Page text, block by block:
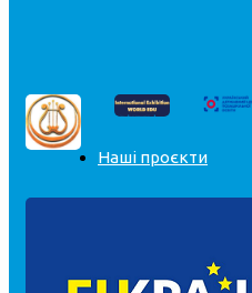
Наші проєкти